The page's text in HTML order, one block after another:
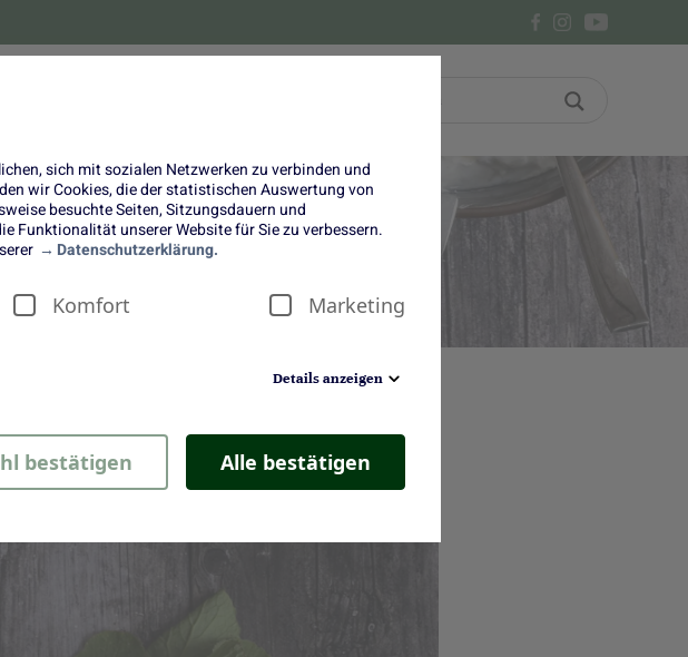
sich mit sozialen Netzwerken zu verbinden und
wir Cookies, die der statistischen Auswertung von
besuchte Seiten, Sitzungsdauern und
Funktionalität unserer Website für Sie zu verbessern.
Datenschutzerklärung.
Komfort Marketing
Details anzeigen
bestätigen Alle bestätigen
zu Schweinefilet